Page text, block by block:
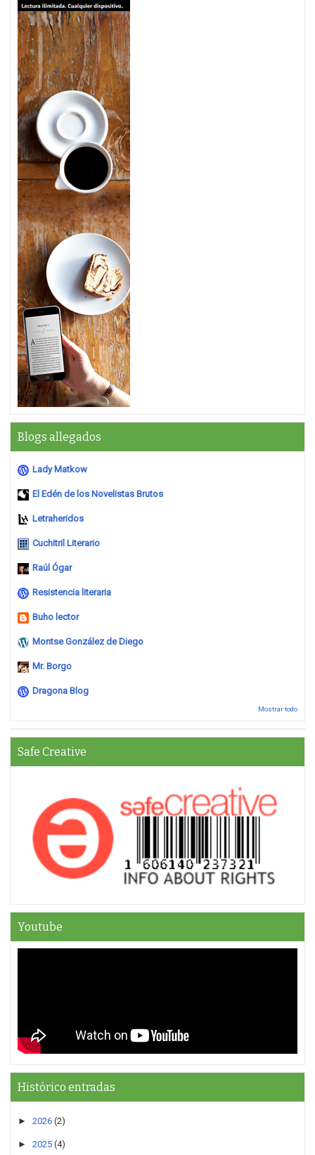
Blogs allegados
Lady Matkow
El Edén de los Novelistas Brutos
Letraheridos
Cuchitril Literario
Raúl Ógar
Resistencia literaria
Buho lector
Montse González de Diego
Mr. Borgo
Dragona Blog
Mostrar todo
Safe Creative
Youtube
Histórico entradas
► 2026 (2)
► 2025 (4)